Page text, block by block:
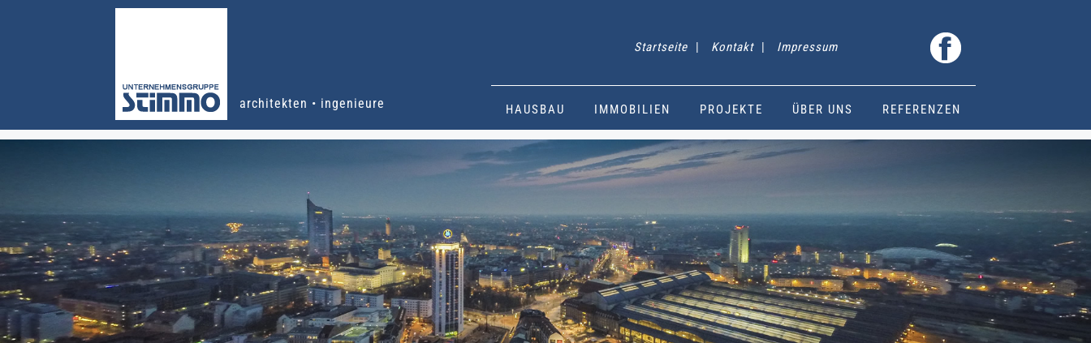
architekten • ingenieure
Startseite | Kontakt | Impressum
HAUSBAU IMMOBILIEN PROJEKTE ÜBER UNS REFERENZEN